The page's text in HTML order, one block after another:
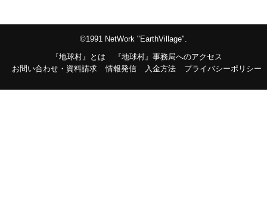
©1991 NetWork "EarthVillage".
『地球村』とは
『地球村』事務局へのアクセス
お問い合わせ・資料請求
情報発信 入金方法 プライバシーポリシー